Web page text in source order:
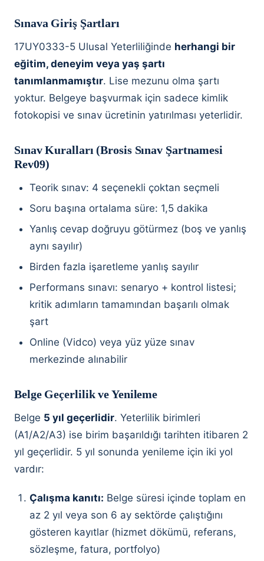
Sınava Giriş Şartları
17UY0333-5 Ulusal Yeterliliğinde herhangi bir
eğitim, deneyim veya yaş şartı
tanımlanmamıştır. Lise mezunu olma şartı
yoktur. Belgeye başvurmak için sadece kimlik
fotokopisi ve sınav ücretinin yatırılması yeterlidir.
Sınav Kuralları (Brosis Sınav Şartnamesi
Rev09)
Teorik sınav: 4 seçenekli çoktan seçmeli
Soru başına ortalama süre: 1,5 dakika
Yanlış cevap doğruyu götürmez (boş ve yanlış
aynı sayılır)
Birden fazla işaretleme yanlış sayılır
Performans sınavı: senaryo + kontrol listesi;
kritik adımların tamamından başarılı olmak
şart
Online (Vidco) veya yüz yüze sınav
merkezinde alınabilir
Belge Geçerlilik ve Yenileme
Belge 5 yıl geçerlidir. Yeterlilik birimleri
(A1/A2/A3) ise birim başarıldığı tarihten itibaren 2
yıl geçerlidir. 5 yıl sonunda yenileme için iki yol
vardır:
Çalışma kanıtı: Belge süresi içinde toplam en
az 2 yıl veya son 6 ay sektörde çalıştığını
gösteren kayıtlar (hizmet dökümü, referans,
sözleşme, fatura, portfolyo)